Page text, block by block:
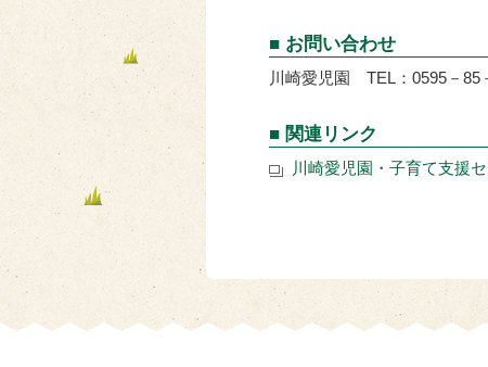
■ お問い合わせ
川崎愛児園 TEL：0595－85
■ 関連リンク
川崎愛児園・子育て支援